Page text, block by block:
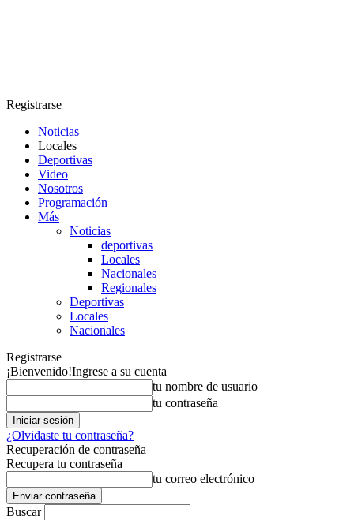
Registrarse
Noticias
Locales
Deportivas
Video
Nosotros
Programación
Más
Noticias
deportivas
Locales
Nacionales
Regionales
Deportivas
Locales
Nacionales
Registrarse
¡Bienvenido!Ingrese a su cuenta
tu nombre de usuario
tu contraseña
¿Olvidaste tu contraseña?
Recuperación de contraseña
Recupera tu contraseña
tu correo electrónico
Buscar